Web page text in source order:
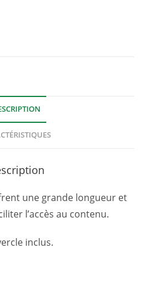
une grande longueur et
l’accès au contenu.
inclus.